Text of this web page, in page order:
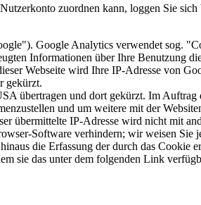
zuordnen kann, loggen Sie
Google Analytics verwendet sog.
Informationen über Ihre Benutzung
Webseite wird Ihre IP-Adresse von
gekürzt.
übertragen und dort gekürzt. Im
und um weitere mit der
übermittelte IP-Adresse wird nicht mit
Software verhindern; wir weisen Sie
die Erfassung der durch das
sie das unter dem folgenden Link